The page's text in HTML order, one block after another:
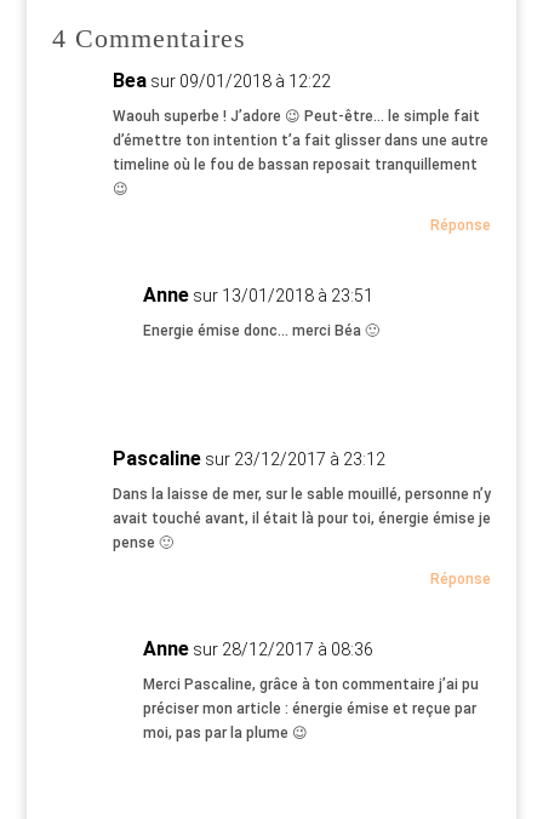
4 Commentaires
Bea sur 09/01/2018 à 12:22
Waouh superbe ! J’adore 😉 Peut-être… le simple fait
d’émettre ton intention t’a fait glisser dans une autre
timeline où le fou de bassan reposait tranquillement
😉
Réponse
Anne sur 13/01/2018 à 23:51
Energie émise donc… merci Béa 🙂
Pascaline sur 23/12/2017 à 23:12
Dans la laisse de mer, sur le sable mouillé, personne n’y
avait touché avant, il était là pour toi, énergie émise je
pense 🙂
Réponse
Anne sur 28/12/2017 à 08:36
Merci Pascaline, grâce à ton commentaire j’ai pu
préciser mon article : énergie émise et reçue par
moi, pas par la plume 😉